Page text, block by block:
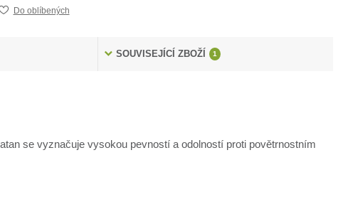
Do oblíbených
SOUVISEJÍCÍ ZBOŽÍ 1
se vyznačuje vysokou pevností a odolností proti povětrnostním